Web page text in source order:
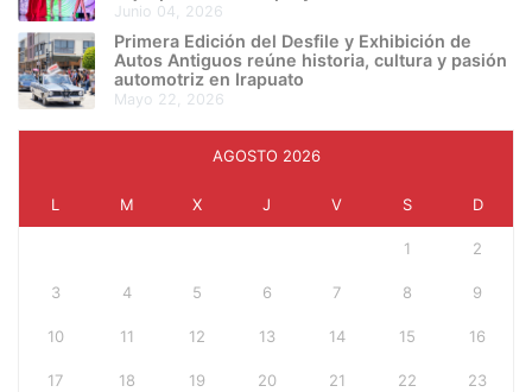
de creatividad e innovación
junio 04, 2026
Primera Edición del Desfile y Exhibición de
Autos Antiguos reúne historia, cultura y pasión
automotriz en Irapuato
mayo 22, 2026
AGOSTO 2026
L M X J V S D
1 2
3 4 5 6 7 8 9
10 11 12 13 14 15 16
17 18 19 20 21 22 23